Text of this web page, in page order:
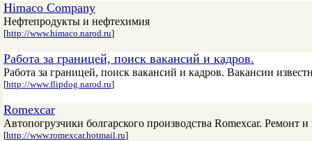
Himaco Company
Нефтепродукты и нефтехимия
[http://www.himaco.narod.ru]
Работа за границей, поиск вакансий и кадров.
Работа за границей, поиск вакансий и кадров. Вакансии
[http://www.flipdog.narod.ru]
Romexcar
Автопогрузчики болгарского производства Romexcar. Ремонт
[http://www.romexcar.hotmail.ru]